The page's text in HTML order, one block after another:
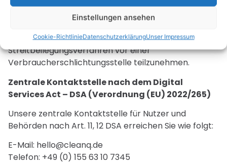
Einstellungen ansehen
Cookie-RichtlinieDatenschutzerklärungUnser Impressum
Verbraucher­streit­beilegung/Universal­
schlichtungs­stelle
Wir sind nicht bereit oder verpflichtet, an
Streitbeilegungsverfahren vor einer
Verbraucherschlichtungsstelle teilzunehmen.
Zentrale Kontaktstelle nach dem Digital
Services Act – DSA (Verordnung (EU) 2022/265)
Unsere zentrale Kontaktstelle für Nutzer und
Behörden nach Art. 11, 12 DSA erreichen Sie wie folgt:
E-Mail: hello@cleanq.de
Telefon: +49 (0) 155 63 10 7345